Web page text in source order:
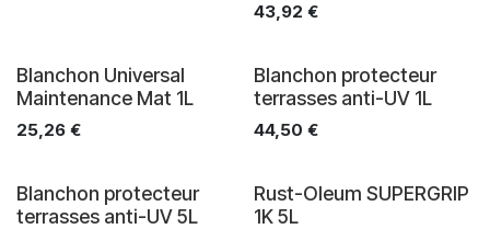
43,92 €
Blanchon Universal
Maintenance Mat 1L
25,26 €
Blanchon protecteur
terrasses anti-UV 1L
44,50 €
Blanchon protecteur
terrasses anti-UV 5L
Rust-Oleum SUPERGRIP
1K 5L